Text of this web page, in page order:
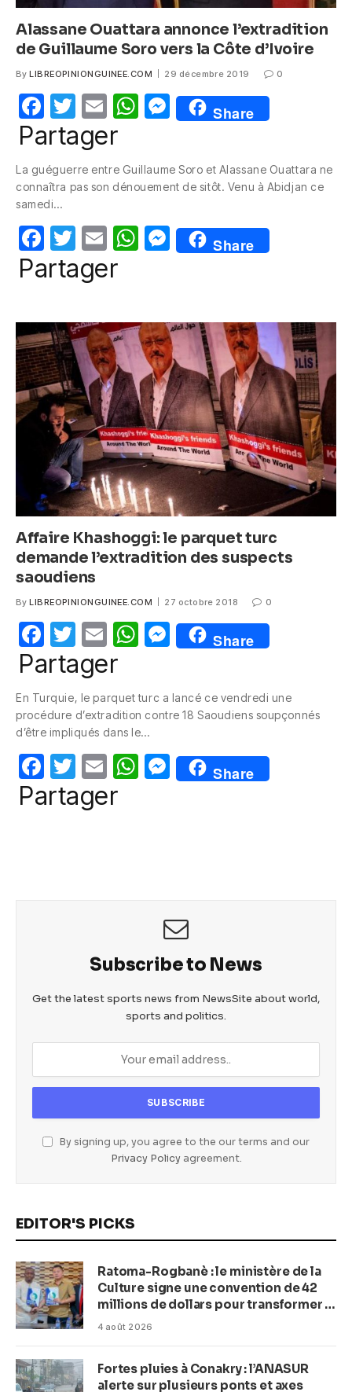
Alassane Ouattara annonce l’extradition
de Guillaume Soro vers la Côte d’Ivoire
By LIBREOPINIONGUINEE.COM 29 décembre 2019 0
F
a
e
b
o
o
k
T
w
itt
er
E
m
W
s
p
p
M
e
e
g
er
Share
Partager
La guéguerre entre Guillaume Soro et Alassane Ouattara ne
connaîtra pas son dénouement de sitôt. Venu à Abidjan ce
samedi…
F
a
b
o
o
k
T
w
itt
E
m
W
A
p
p
M
e
n
g
er
Share
Partager
Affaire Khashoggi: le parquet turc
demande l’extradition des suspects
saoudiens
By LIBREOPINIONGUINEE.COM 27 octobre 2018 0
F
a
e
b
o
o
k
T
w
itt
er
E
m
W
s
A
p
p
M
e
e
g
er
Share
Partager
En Turquie, le parquet turc a lancé ce vendredi une
procédure d’extradition contre 18 Saoudiens soupçonnés
d’être impliqués dans le…
F
a
T
w
itt
E
m
W M
e
er
Share
Partager
Subscribe to News
Get the latest sports news from NewsSite about world,
sports and politics.
By signing up, you agree to the our terms and our
Privacy Policyagreement.
EDITOR'S PICKS
Ratoma-Rogbanè : le ministère de la
Culture signe une convention de 42
millions de dollars pour transformer la
plage en complexe balnéaire
4 août 2026
Fortes pluies à Conakry : l’ANASUR
alerte sur plusieurs ponts et axes